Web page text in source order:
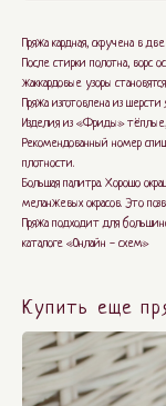
Пряжа кардная, скручена в
После стирки полотна, ворс
жаккардовые узоры
Пряжа изготовлена из
Изделия из «Фриды»
Рекомендованный номер
плотности.
Большая палитра. Хорошо
меланжевых окрасов. Это
Пряжа подходит для
каталоге «Онлайн - схем»
Купить еще